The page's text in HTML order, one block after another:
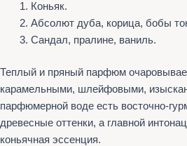
Коньяк.
Абсолют дуба, корица, бобы
Сандал, пралине, ваниль.
Теплый и пряный парфюм
карамельными, шлейфовыми,
парфюмерной воде есть восточно-
древесные оттенки, а главной
коньячная эссенция.